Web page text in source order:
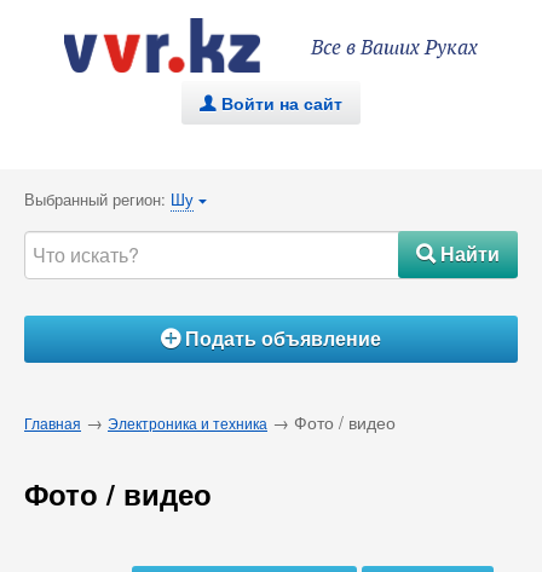
Все в Ваших Руках
. Войти на сайт
Выбранный регион: Шу {
#Найти
ÁПодать объявление
Главная → Электроника и техника → Фото / видео
Фото / видео